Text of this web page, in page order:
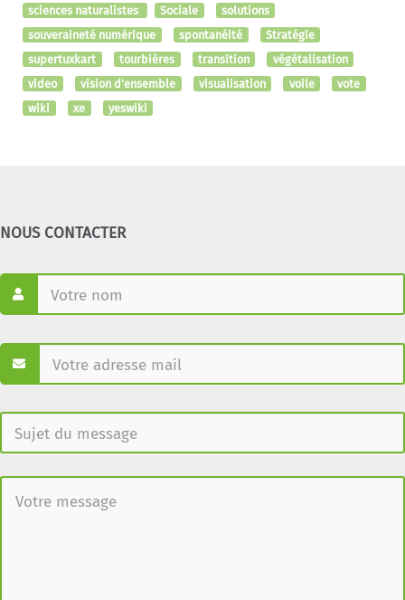
sciences naturalistes
Sociale
solutions
souveraineté numérique
spontanéité
Stratégie
supertuxkart
tourbières transition
végétalisation
video
vision d'ensemble visualisation voile
vote
wiki
xe yeswiki
NOUS CONTACTER